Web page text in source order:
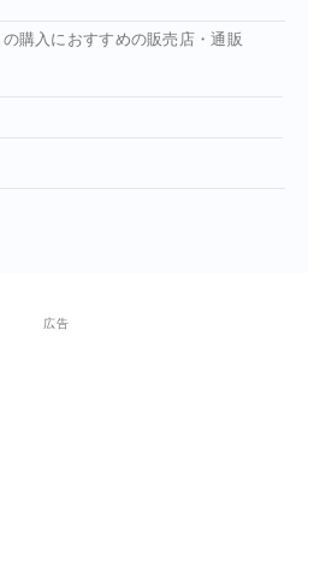
購入におすすめの販売店・通販
広告